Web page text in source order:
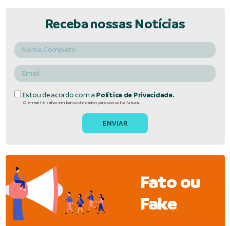
Receba nossas Notícias
Estou de acordo com a Política de Privacidade.
O e-mail é salvo em banco de dados para consulta futura.
Fato ou
Fake